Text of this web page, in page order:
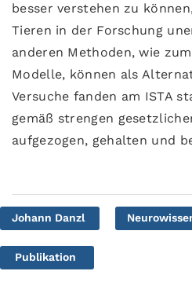
besser verstehen zu
Tieren in der Forschung
anderen Methoden, wie
Modelle, können als
Versuche fanden am ISTA
gemäß strengen
aufgezogen, gehalten und
Johann Danzl
Publikation